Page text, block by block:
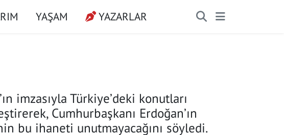
YAŞAM YAZARLAR
imzasıyla Türkiye’deki konutları
Cumhurbaşkanı Erdoğan’ın
bu ihaneti unutmayacağını söyledi.